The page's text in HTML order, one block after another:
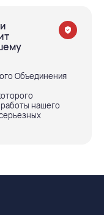
Объединения
нашего